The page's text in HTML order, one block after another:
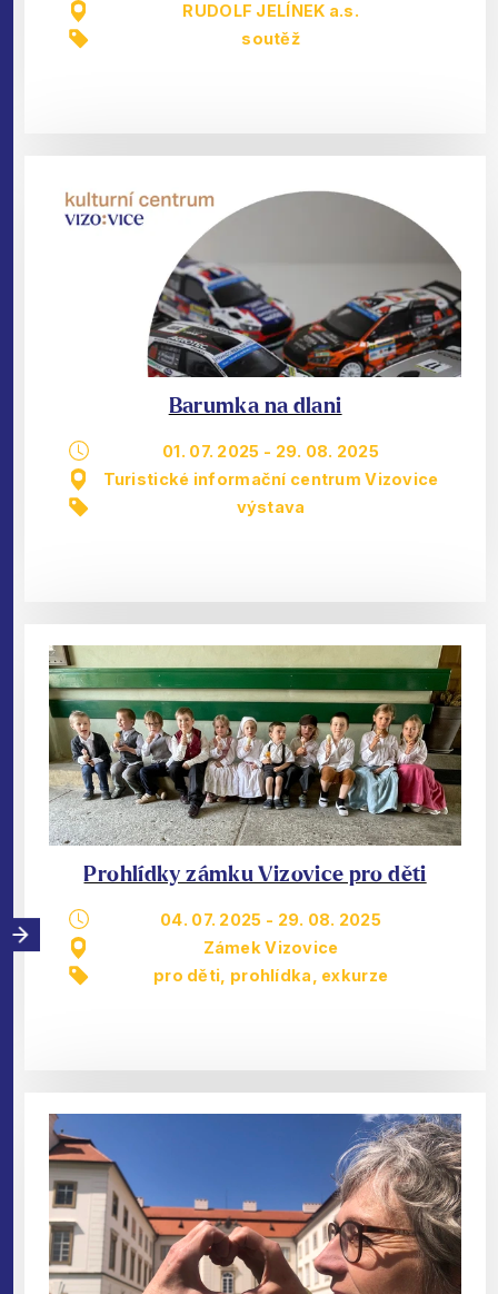
RUDOLF JELÍNEK a.s.
soutěž
Barumka na dlani
01. 07. 2025 - 29. 08. 2025
Turistické informační centrum Vizovice
výstava
Prohlídky zámku Vizovice pro děti
04. 07. 2025 - 29. 08. 2025
Zámek Vizovice
pro děti prohlídka, exkurze